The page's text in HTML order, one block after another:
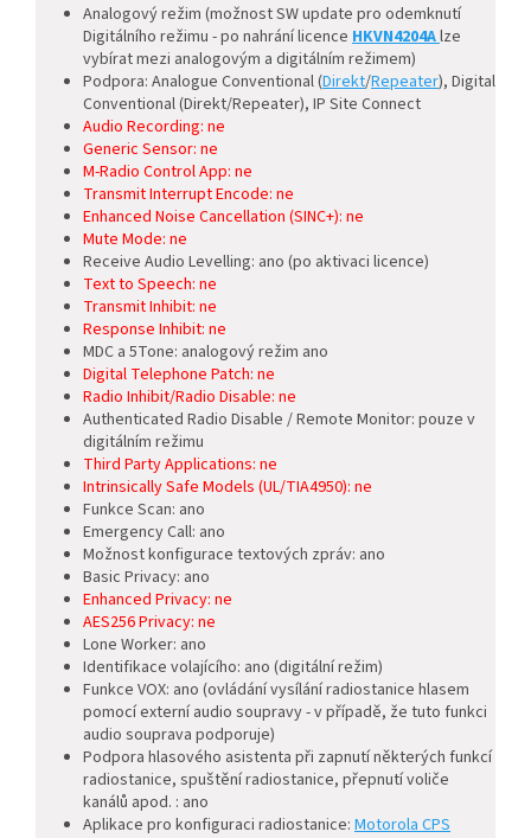
Analogový režim (možnost SW update pro odemknutí
Digitálního režimu - po nahrání licence HKVN4204Alze
vybírat mezi analogovým a digitálním režimem)
Podpora: Analogue Conventional (Direkt/Repeater), Digital
Conventional (Direkt/Repeater), IP Site Connect
Audio Recording: ne
Generic Sensor: ne
M-Radio Control App: ne
Transmit Interrupt Encode: ne
Enhanced Noise Cancellation (SINC+): ne
Mute Mode: ne
Receive Audio Levelling: ano (po aktivaci licence)
Text to Speech: ne
Transmit Inhibit: ne
Response Inhibit: ne
MDC a 5Tone: analogový režim ano
Digital Telephone Patch: ne
Radio Inhibit/Radio Disable: ne
Authenticated Radio Disable / Remote Monitor: pouze v
digitálním režimu
Third Party Applications: ne
Intrinsically Safe Models (UL/TIA4950): ne
Funkce Scan: ano
Emergency Call: ano
Možnost konfigurace textových zpráv: ano
Basic Privacy: ano
Enhanced Privacy: ne
AES256 Privacy: ne
Lone Worker: ano
Identifikace volajícího: ano (digitální režim)
Funkce VOX: ano (ovládání vysílání radiostanice hlasem
pomocí externí audio soupravy - v případě, že tuto funkci
audio souprava podporuje)
Podpora hlasového asistenta při zapnutí některých funkcí
radiostanice, spuštění radiostanice, přepnutí voliče
kanálů apod. : ano
Aplikace pro konfiguraci radiostanice: Motorola CPS